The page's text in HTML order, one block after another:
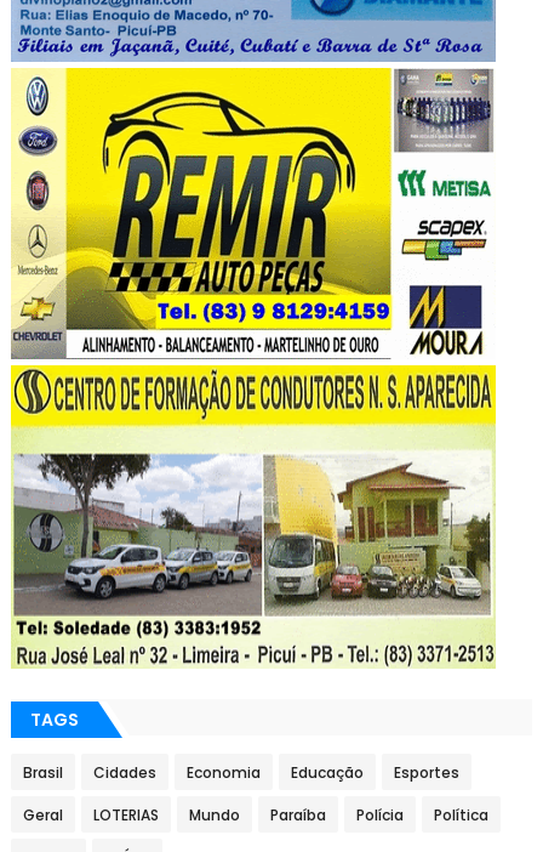
TAGS
Brasil Cidades Economia Educação Esportes
Geral LOTERIAS Mundo Paraíba Polícia Política